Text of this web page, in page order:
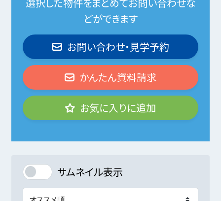
どができます
お問い合わせ・見学予約
かんたん資料請求
お気に入りに追加
サムネイル表示